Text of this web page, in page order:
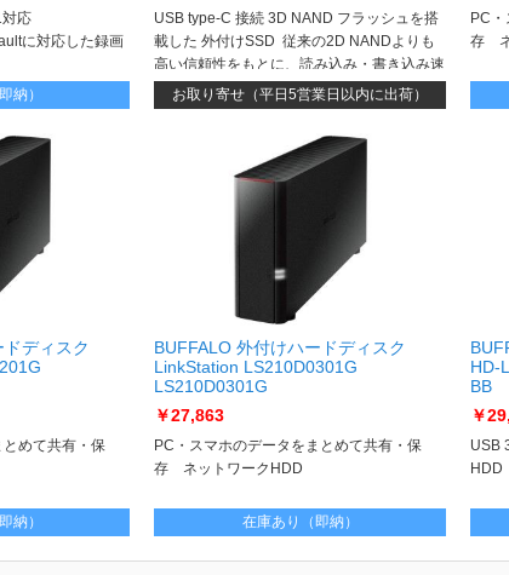
応
に対応した録画
納）
USB type-C 接続 3D NAND フラッシュを搭
載した 外付けSSD 従来の2D NANDよりも
高い信頼性をもとに、読み込み・書き込み速
度も高いパフォーマンスを発揮、読み込みは
毎秒850MBの速度で、PCの高速化を実現い
お取り寄せ（平日5営業日以内に出荷）
PC
存 ネ
ディスク
めて共有・保
納）
BUFFALO 外付けハードディスク
LinkStation LS210D0301G
LS210D0301G
￥27,863
PC・スマホのデータをまとめて共有・保
存 ネットワークHDD
在庫あり（即納）
HD-
BB
￥
USB
HDD